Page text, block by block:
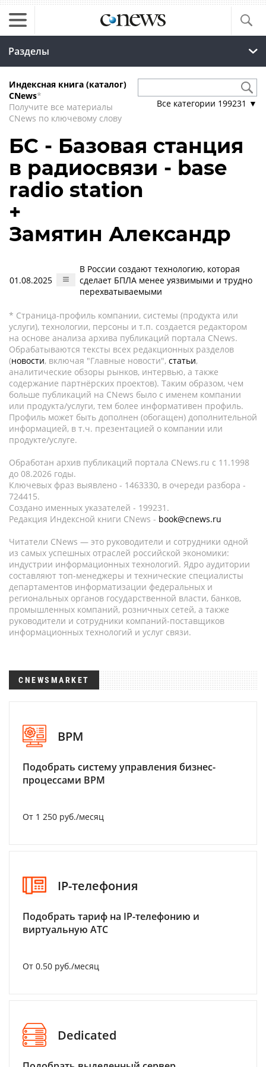
Разделы
Индексная книга (каталог)
CNews*
Получите все материалы
CNews по ключевому слову
Все категории 199231 ▼
БС - Базовая станция
в радиосвязи - base
radio station
+
Замятин Александр
01.08.2025
В России создают технологию, которая
сделает БПЛА менее уязвимыми и трудно
перехватываемыми
* Страница-профиль компании, системы (продукта или
услуги), технологии, персоны и т.п. создается редактором
на основе анализа архива публикаций портала CNews.
Обрабатываются тексты всех редакционных разделов
(новости, включая "Главные новости", статьи,
аналитические обзоры рынков, интервью, а также
содержание партнёрских проектов). Таким образом, чем
больше публикаций на CNews было с именем компании
или продукта/услуги, тем более информативен профиль.
Профиль может быть дополнен (обогащен) дополнительной
информацией, в т.ч. презентацией о компании или
продукте/услуге.
Обработан архив публикаций портала CNews.ru c 11.1998
до 08.2026 годы.
Ключевых фраз выявлено - 1463330, в очереди разбора -
724415.
Создано именных указателей - 199231.
Редакция Индексной книги CNews - book@cnews.ru
Читатели CNews — это руководители и сотрудники одной
из самых успешных отраслей российской экономики:
индустрии информационных технологий. Ядро аудитории
составляют топ-менеджеры и технические специалисты
департаментов информатизации федеральных и
региональных органов государственной власти, банков,
промышленных компаний, розничных сетей, а также
руководители и сотрудники компаний-поставщиков
информационных технологий и услуг связи.
CNEWSMARKET
BPM
Подобрать систему управления бизнес-
процессами BPM
От 1 250 руб./месяц
IP-телефония
Подобрать тариф на IP-телефонию и
виртуальную АТС
От 0.50 руб./месяц
Dedicated